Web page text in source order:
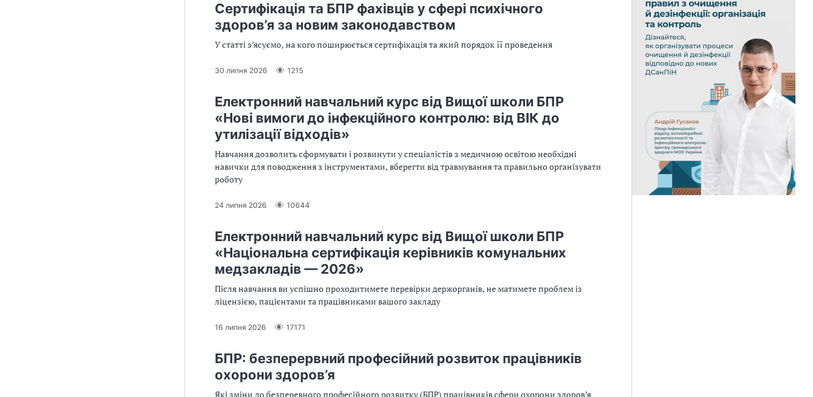
Сертифікація та БПР фахівців у сфері психічного
здоров’я за новим законодавством
У статті з’ясуємо, на кого поширюється сертифікація та який порядок її проведення
30 липня 2026 1215
Електронний навчальний курс від Вищої школи БПР
«Нові вимоги до інфекційного контролю: від ВІК до
утилізації відходів»
Навчання дозволить сформувати і розвинути у спеціалістів з медичною освітою необхідні
навички для поводження з інструментами, вберегти від травмування та правильно організувати
роботу
24 липня 2026 10644
Електронний навчальний курс від Вищої школи БПР
«Національна сертифікація керівників комунальних
медзакладів — 2026»
Після навчання ви успішно проходитимете перевірки держорганів, не матимете проблем із
ліцензією, пацієнтами та працівниками вашого закладу
16 липня 2026 17171
БПР: безперервний професійний розвиток працівників
охорони здоров’я
Які зміни до безперевного професійного розвитку (БПР) працівників сфери охорони здоров’я